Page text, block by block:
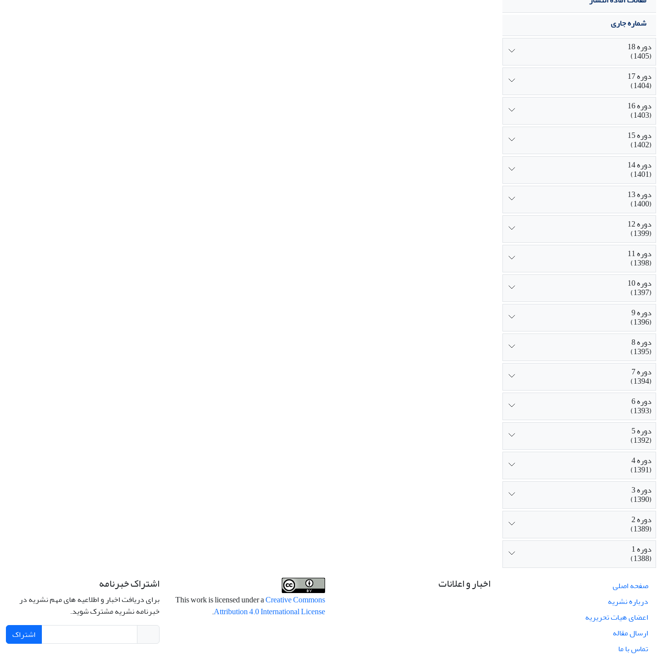
شماره جاری
دوره 18
(1405)
دوره 17
(1404)
دوره 16
(1403)
دوره 15
(1402)
دوره 14
(1401)
دوره 13
(1400)
دوره 12
(1399)
دوره 11
(1398)
دوره 10
(1397)
دوره 9
(1396)
دوره 8
(1395)
دوره 7
(1394)
دوره 6
(1393)
دوره 5
(1392)
دوره 4
(1391)
دوره 3
(1390)
دوره 2
(1389)
دوره 1
(1388)
صفحه اصلی
درباره نشریه
اعضای هیات تحریریه
ارسال مقاله
تماس با ما
اخبار و اعلانات
This work is licensed under aCreative Commons
Attribution 4.0 International License
.
اشتراک خبرنامه
برای دریافت اخبار و اطلاعیه های مهم نشریه در
خبرنامه نشریه مشترک شوید.
اشتراک